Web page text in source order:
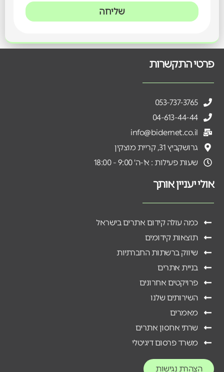
שליחה
פרטי התקשרות
053-737-3765
04-613-44-44
info@bidernet.co.il
גרושקביץ 31, קריית מוצקין
שעות פעילות : א'-ה' 9:00 - 18:00
אולי יעניין אותך
כמה עולה קידום אתרים בישראל
תוצאות קידומים
שיווק ברשתות החברתיות
בניית אתרים
פרויקטים אחרונים
השירותים שלנו
מאמרים
שרתי אחסון אתרים
משרד פרסום דיגיטלי
הצהרת נגישות